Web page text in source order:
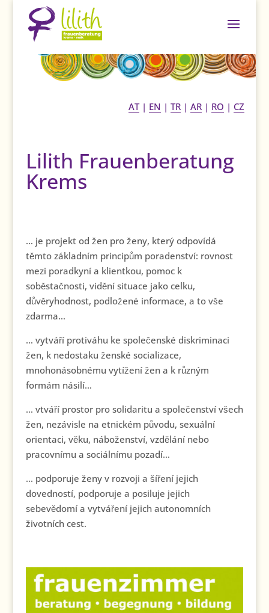
AT| EN |TR |AR | RO | CZ
Lilith Frauenberatung
Krems
… je projekt od žen pro ženy, který odpovídá
těmto základním principům poradenství: rovnost
mezi poradkyní a klientkou, pomoc k
soběstačnosti, vidění situace jako celku,
důvěryhodnost, podložené informace, a to vše
zdarma…
… vytváří protiváhu ke společenské diskriminaci
žen, k nedostaku ženské socializace,
mnohonásobnému vytížení žen a k různým
formám násilí…
… vtváří prostor pro solidaritu a společenství všech
žen, nezávisle na etnickém původu, sexuální
orientaci, věku, náboženství, vzdělání nebo
pracovnímu a sociálnímu pozadí…
… podporuje ženy v rozvoji a šíření jejich
dovedností, podporuje a posiluje jejich
sebevědomí a vytváření jejich autonomních
životních cest.